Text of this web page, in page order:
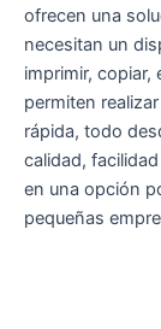
ofrecen una
necesitan un
imprimir, copiar,
permiten
rápida, todo
calidad,
en una opción
pequeñas